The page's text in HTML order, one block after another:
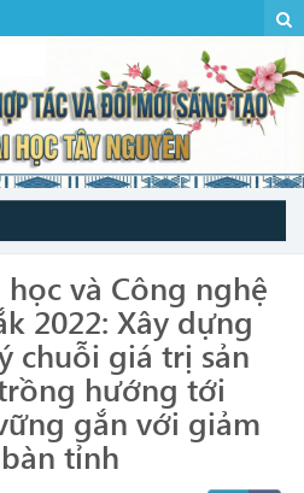
và Công nghệ
2022: Xây dựng
chuỗi giá trị sản
hướng tới
gắn với giảm
tỉnh